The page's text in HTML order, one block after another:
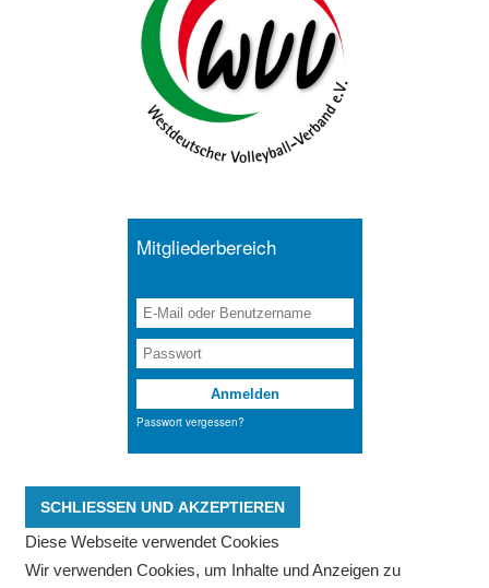
Diese Webseite verwendet Cookies
Wir verwenden Cookies, um Inhalte und Anzeigen zu